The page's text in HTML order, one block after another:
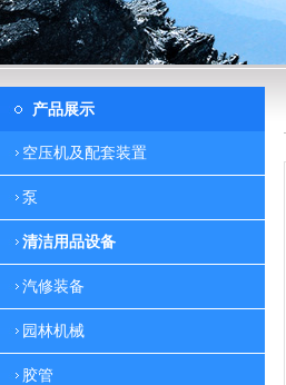
产品展示
空压机及配套装置
泵
清洁用品设备
汽修装备
园林机械
胶管